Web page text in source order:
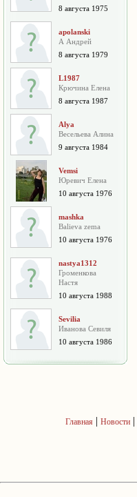
8 августа 1975
apolanski
А Андрей
8 августа 1979
L1987
Крючина Елена
8 августа 1987
Alya
Весельева Алина
9 августа 1984
Vemsi
Юревич Елена
10 августа 1976
mashka
Balieva zema
10 августа 1976
nastya1312
Громенкова
Настя
10 августа 1988
Sevilia
Иванова Севиля
10 августа 1986
Главная | Новости|